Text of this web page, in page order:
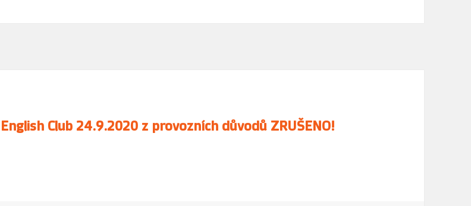
English Club 24.9.2020 z provozních důvodů ZRUŠENO!